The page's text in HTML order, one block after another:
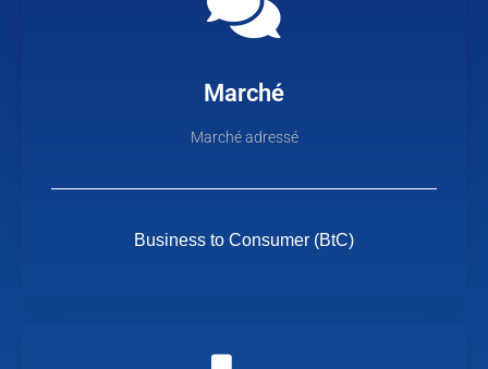
Marché
Marché adressé
Business to Consumer (BtC)